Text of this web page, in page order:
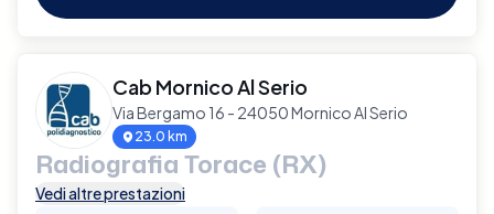
Cab Mornico Al Serio
Via Bergamo 16 - 24050 Mornico Al Serio
23.0 km
Radiografia Torace (RX)
Vedi altre prestazioni